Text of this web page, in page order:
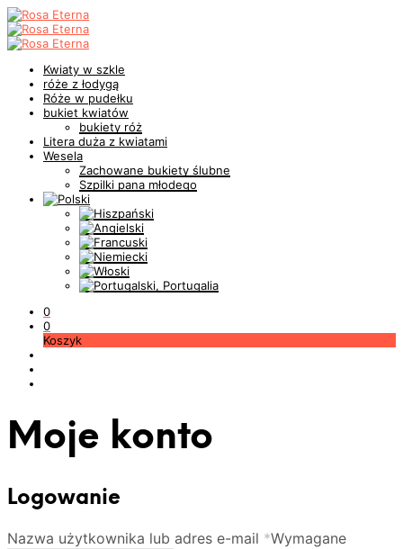
Kwiaty w szkle
róże z łodygą
Róże w pudełku
bukiet kwiatów
bukiety róż
Litera duża z kwiatami
Wesela
Zachowane bukiety ślubne
Szpilki pana młodego
0
0
Koszyk
Moje konto
Logowanie
Nazwa użytkownika lub adres e-mail *Wymagane